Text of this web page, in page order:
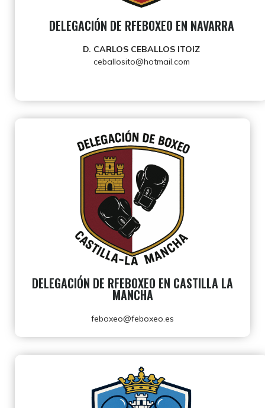
DELEGACIÓN DE RFEBOXEO EN NAVARRA
D. CARLOS CEBALLOS ITOIZ
ceballosito@hotmail.com
DELEGACIÓN DE RFEBOXEO EN CASTILLA LA
MANCHA
feboxeo@feboxeo.es